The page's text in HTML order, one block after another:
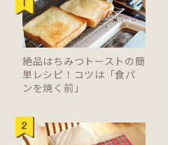
絶品はちみつトーストの簡
単レシピ！コツは「食パ
ンを焼く前」